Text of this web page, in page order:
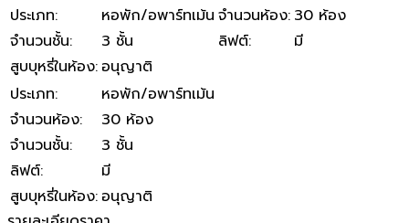
ประเภท: หอพัก/อพาร์ทเม้น จำนวนห้อง: 30 ห้อง
จำนวนชั้น: 3 ชั้น ลิฟต์:
มี
สูบบุหรี่ในห้อง: อนุญาติ
ประเภท:
หอพัก/อพาร์ทเม้น
จำนวนห้อง:
30 ห้อง
จำนวนชั้น:
3 ชั้น
ลิฟต์:
มี
สูบบุหรี่ในห้อง: อนุญาติ